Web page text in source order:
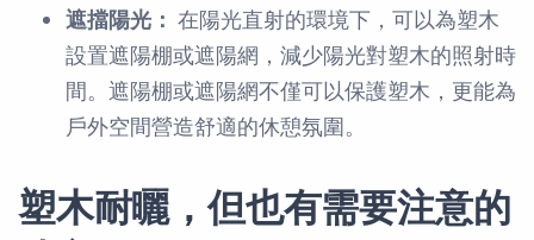
遮擋陽光： 在陽光直射的環境下，可以為塑木
設置遮陽棚或遮陽網，減少陽光對塑木的照射時
間。遮陽棚或遮陽網不僅可以保護塑木，更能為
戶外空間營造舒適的休憩氛圍。
塑木耐曬，但也有需要注意的